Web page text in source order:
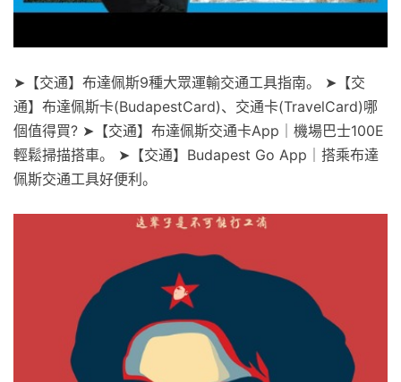
➤【交通】布達佩斯9種大眾運輸交通工具指南。 ➤【交
通】布達佩斯卡(BudapestCard)、交通卡(TravelCard)哪
個值得買? ➤【交通】布達佩斯交通卡App｜機場巴士100E
輕鬆掃描搭車。 ➤【交通】Budapest Go App｜搭乘布達
佩斯交通工具好便利。